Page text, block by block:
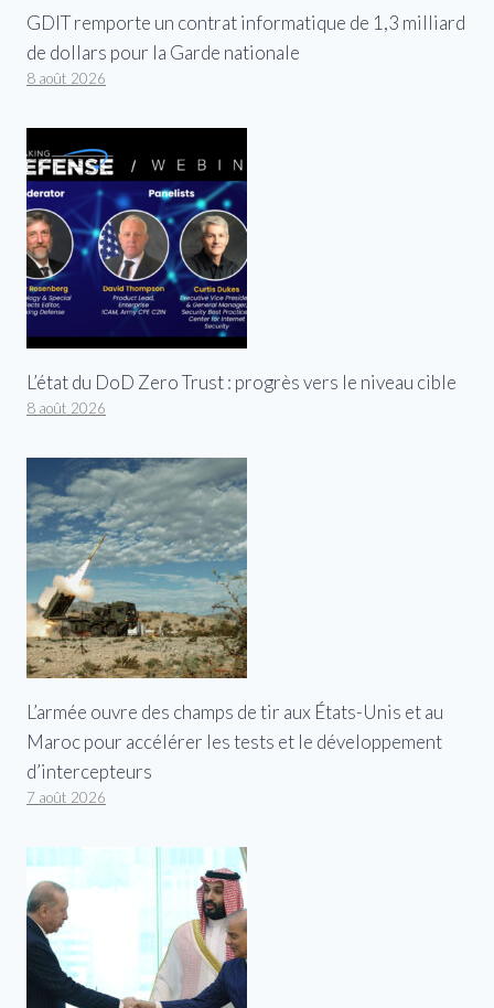
GDIT remporte un contrat informatique de 1,3 milliard
de dollars pour la Garde nationale
8 août 2026
L’état du DoD Zero Trust : progrès vers le niveau cible
8 août 2026
L’armée ouvre des champs de tir aux États-Unis et au
Maroc pour accélérer les tests et le développement
d’intercepteurs
7 août 2026